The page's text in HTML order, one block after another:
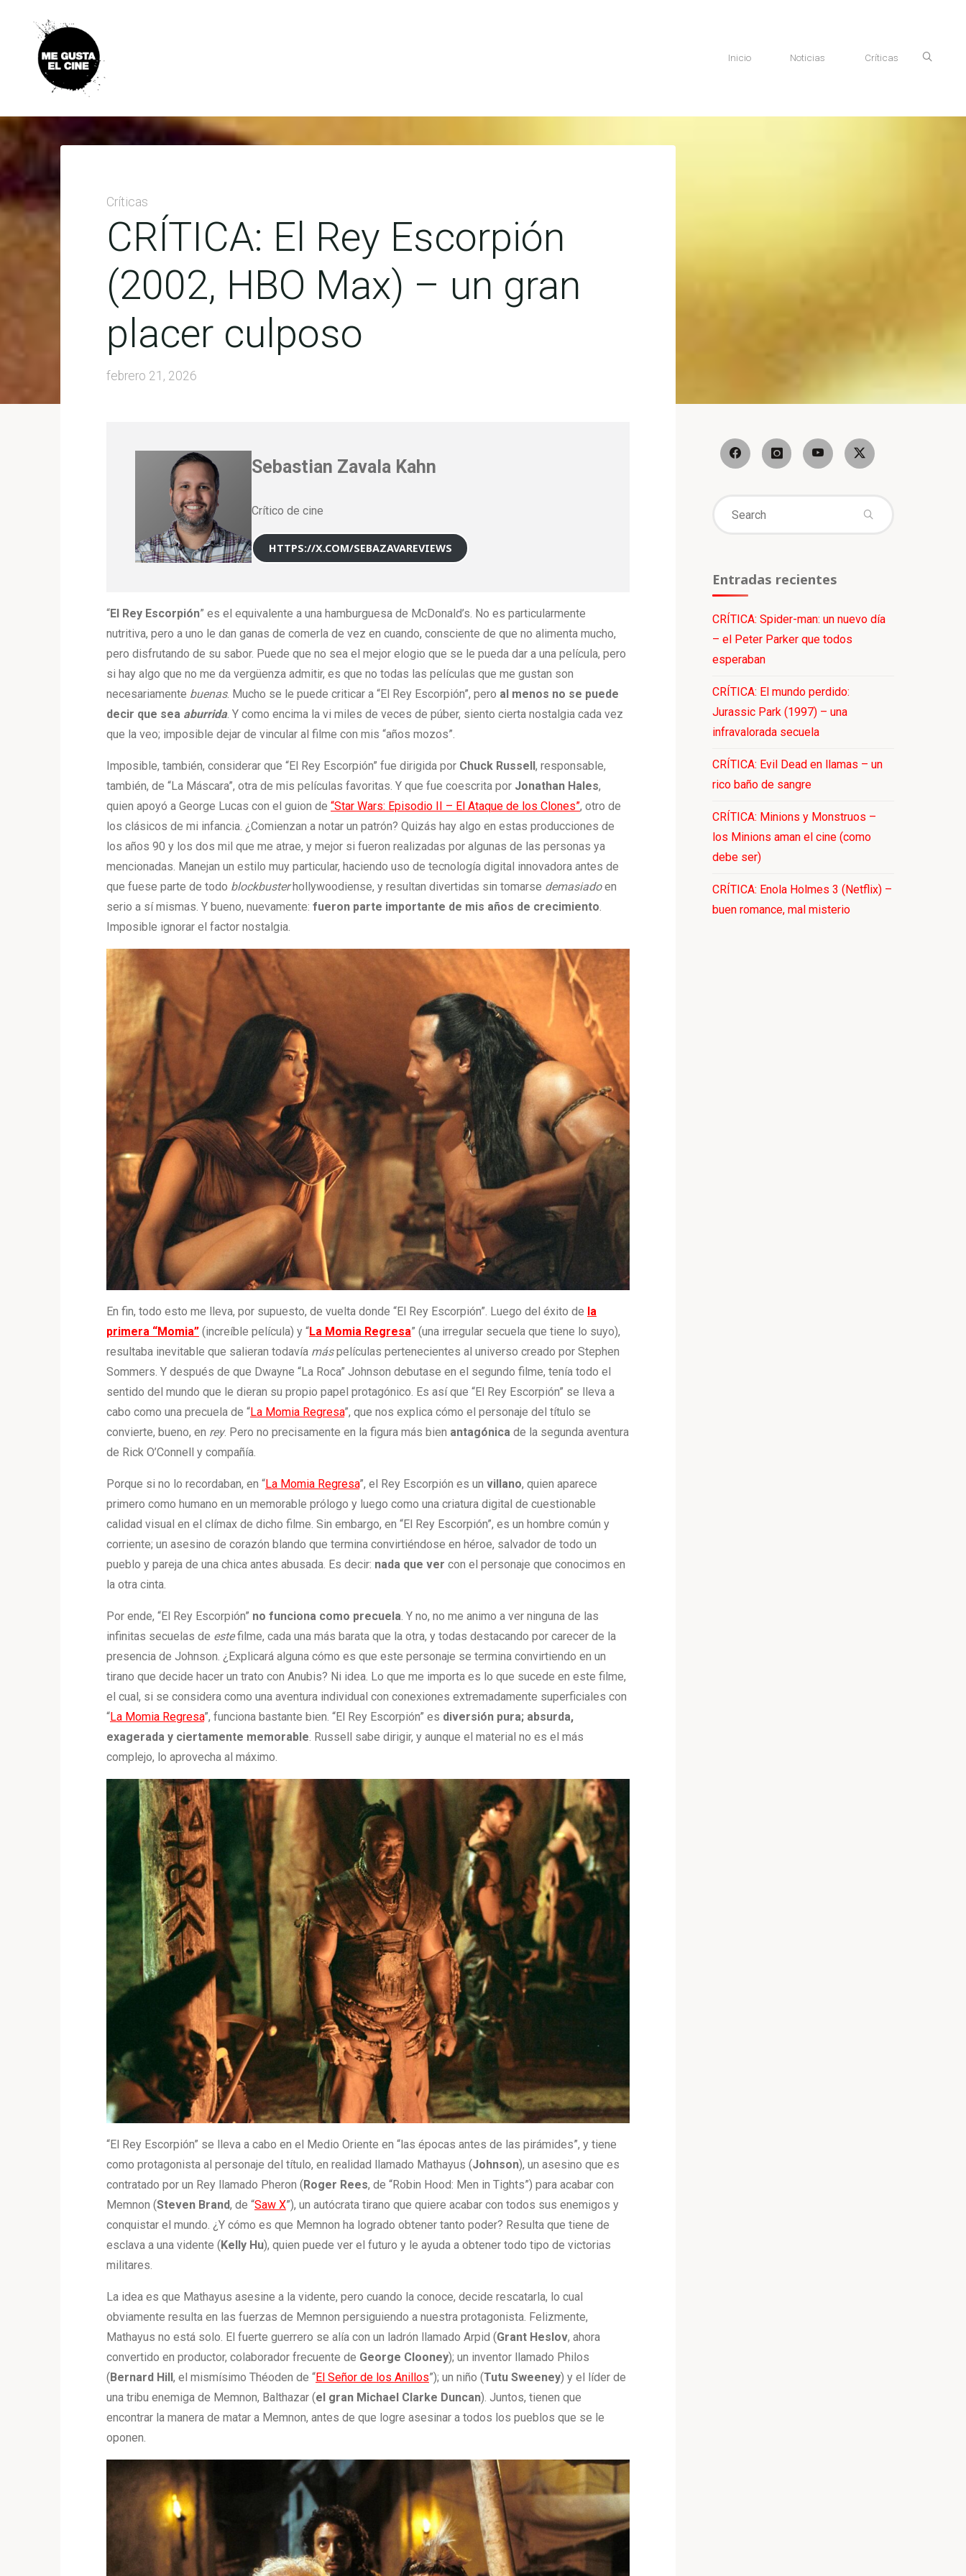
CINE
Inicio Noticias Críticas
Críticas
CRÍTICA: El Rey Escorpión
(2002, HBO Max) – un gran
placer culposo
febrero 21, 2026
Sebastian Zavala Kahn
Crítico de cine
HTTPS://X.COM/SEBAZAVAREVIEWS
“El Rey Escorpión” es el equivalente a una hamburguesa de McDonald’s. No es particularmente
nutritiva, pero a uno le dan ganas de comerla de vez en cuando, consciente de que no alimenta mucho,
pero disfrutando de su sabor. Puede que no sea el mejor elogio que se le pueda dar a una película, pero
si hay algo que no me da vergüenza admitir, es que no todas las películas que me gustan son
necesariamente buenas. Mucho se le puede criticar a “El Rey Escorpión”, pero al menos no se puede
decir que sea aburrida. Y como encima la vi miles de veces de púber, siento cierta nostalgia cada vez
que la veo; imposible dejar de vincular al filme con mis “años mozos”.
Imposible, también, considerar que “El Rey Escorpión” fue dirigida por Chuck Russell , responsable,
también, de “La Máscara”, otra de mis películas favoritas. Y que fue coescrita por Jonathan Hales,
quien apoyó a George Lucas con el guion de “Star Wars: Episodio II – El Ataque de los Clones”, otro de
los clásicos de mi infancia. ¿Comienzan a notar un patrón? Quizás hay algo en estas producciones de
los años 90 y los dos mil que me atrae, y mejor si fueron realizadas por algunas de las personas ya
mencionadas. Manejan un estilo muy particular, haciendo uso de tecnología digital innovadora antes de
que fuese parte de todo blockbuster hollywoodiense, y resultan divertidas sin tomarse demasiadoen
serio a sí mismas. Y bueno, nuevamente: fueron parte importante de mis años de crecimiento.
Imposible ignorar el factor nostalgia.
En fin, todo esto me lleva, por supuesto, de vuelta donde “El Rey Escorpión”. Luego del éxito de la
primera “Momia” (increíble película) y “La Momia Regresa” (una irregular secuela que tiene lo suyo),
resultaba inevitable que salieran todavía máspelículas pertenecientes al universo creado por Stephen
Sommers. Y después de que Dwayne “La Roca” Johnson debutase en el segundo filme, tenía todo el
sentido del mundo que le dieran su propio papel protagónico. Es así que “El Rey Escorpión” se lleva a
cabo como una precuela de “La Momia Regresa”, que nos explica cómo el personaje del título se
convierte, bueno, en rey. Pero no precisamente en la figura más bien antagónica de la segunda aventura
de Rick O’Connell y compañía.
Porque si no lo recordaban, en “La Momia Regresa”, el Rey Escorpión es un villano, quien aparece
primero como humano en un memorable prólogo y luego como una criatura digital de cuestionable
calidad visual en el clímax de dicho filme. Sin embargo, en “El Rey Escorpión”, es un hombre común y
corriente; un asesino de corazón blando que termina convirtiéndose en héroe, salvador de todo un
pueblo y pareja de una chica antes abusada. Es decir: nada que ver con el personaje que conocimos en
la otra cinta.
Por ende, “El Rey Escorpión” no funciona como precuela . Y no, no me animo a ver ninguna de las
infinitas secuelas de estefilme, cada una más barata que la otra, y todas destacando por carecer de la
presencia de Johnson. ¿Explicará alguna cómo es que este personaje se termina convirtiendo en un
tirano que decide hacer un trato con Anubis? Ni idea. Lo que me importa es lo que sucede en este filme,
el cual, si se considera como una aventura individual con conexiones extremadamente superficiales con
“La Momia Regresa”, funciona bastante bien. “El Rey Escorpión” es diversión pura; absurda,
exagerada y ciertamente memorable . Russell sabe dirigir, y aunque el material no es el más
complejo, lo aprovecha al máximo.
“El Rey Escorpión” se lleva a cabo en el Medio Oriente en “las épocas antes de las pirámides”, y tiene
como protagonista al personaje del título, en realidad llamado Mathayus (Johnson), un asesino que es
contratado por un Rey llamado Pheron ( Roger Rees, de “Robin Hood: Men in Tights”) para acabar con
Memnon (Steven Brand, de “Saw X”), un autócrata tirano que quiere acabar con todos sus enemigos y
conquistar el mundo. ¿Y cómo es que Memnon ha logrado obtener tanto poder? Resulta que tiene de
esclava a una vidente ( Kelly Hu), quien puede ver el futuro y le ayuda a obtener todo tipo de victorias
militares.
La idea es que Mathayus asesine a la vidente, pero cuando la conoce, decide rescatarla, lo cual
obviamente resulta en las fuerzas de Memnon persiguiendo a nuestra protagonista. Felizmente,
Mathayus no está solo. El fuerte guerrero se alía con un ladrón llamado Arpid (Grant Heslov, ahora
convertido en productor, colaborador frecuente de George Clooney); un inventor llamado Philos
( Bernard Hill , el mismísimo Théoden de “El Señor de los Anillos”); un niño (Tutu Sweeney) y el líder de
una tribu enemiga de Memnon, Balthazar (el gran Michael Clarke Duncan). Juntos, tienen que
encontrar la manera de matar a Memnon, antes de que logre asesinar a todos los pueblos que se le
oponen.
Entradas recientes
CRÍTICA: Spider-man: un nuevo día
– el Peter Parker que todos
esperaban
CRÍTICA: El mundo perdido:
Jurassic Park (1997) – una
infravalorada secuela
CRÍTICA: Evil Dead en llamas – un
rico baño de sangre
CRÍTICA: Minions y Monstruos –
los Minions aman el cine (como
debe ser)
CRÍTICA: Enola Holmes 3 (Netflix) –
buen romance, mal misterio